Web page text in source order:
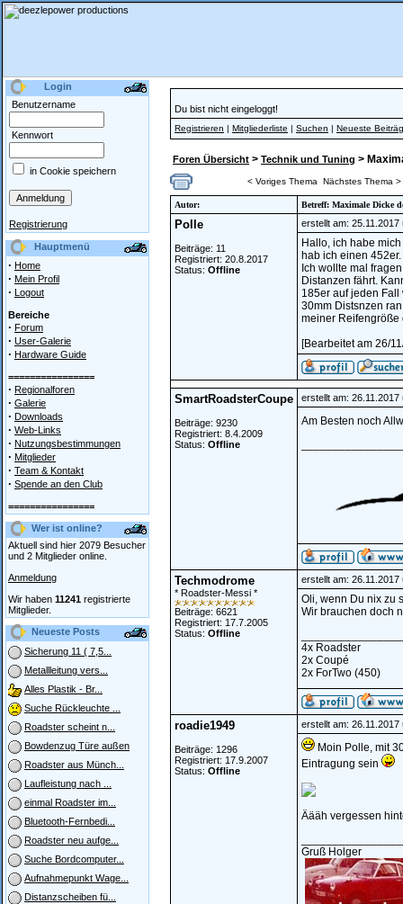
Login
Benutzername
Kennwort
in Cookie speichern
Registrierung
Hauptmenü
· Home
· Mein Profil
· Logout
Bereiche
· Forum
· User-Galerie
· Hardware Guide
================
· Regionalforen
· Galerie
· Downloads
· Web-Links
· Nutzungsbestimmungen
· Mitglieder
· Team & Kontakt
· Spende an den Club
================
Wer ist online?
Aktuell sind hier 2079 Besucher
und 2 Mitglieder online.
Anmeldung
Wir haben 11241 registrierte
Mitglieder.
Neueste Posts
Sicherung 11 ( 7,5...
Metallleitung vers...
Alles Plastik - Br...
Suche Rückleuchte ...
Roadster scheint n...
Bowdenzug Türe außen
Roadster aus Münch...
Laufleistung nach ...
einmal Roadster im...
Bluetooth-Fernbedi...
Roadster neu aufge...
Suche Bordcomputer...
Aufnahmepunkt Wage...
Distanzscheiben fü...
Du bist nicht eingeloggt!
Registrieren | Mitgliederliste | Suchen | Neueste
Foren Übersicht > Technik und Tuning >
< Voriges Thema Nächstes Thema >
Autor: Betreff: Maximale Dicke
Polle
Beiträge: 11
Registriert: 20.8.2017
Status: Offline
erstellt am: 25.11.2017
Hallo, ich habe
hab ich einen
Ich wollte mal
Distanzen fährt.
185er auf jeden
30mm Distsnzen
meiner Reifengröße
[Bearbeitet am 26/
SmartRoadsterCoupe
Beiträge: 9230
Registriert: 8.4.2009
Status: Offline
erstellt am: 26.11.2017
Am Besten noch
Techmodrome
* Roadster-Messi *
Beiträge: 6621
Registriert: 17.7.2005
Status: Offline
erstellt am: 26.11.2017
Oli, wenn Du nix zu
Wir brauchen doch
4x Roadster
2x Coupé
2x ForTwo (450)
roadie1949
Beiträge: 1296
Registriert: 17.9.2007
Status: Offline
erstellt am: 26.11.2017
Moin Polle, mit
Eintragung sein
Äääh vergessen
Gruß Holger